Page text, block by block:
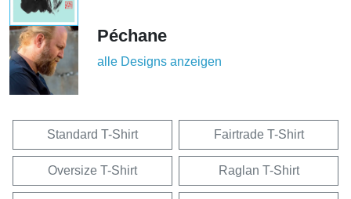
Péchane
alle Designs anzeigen
Standard T-Shirt Fairtrade T-Shirt
Oversize T-Shirt Raglan T-Shirt